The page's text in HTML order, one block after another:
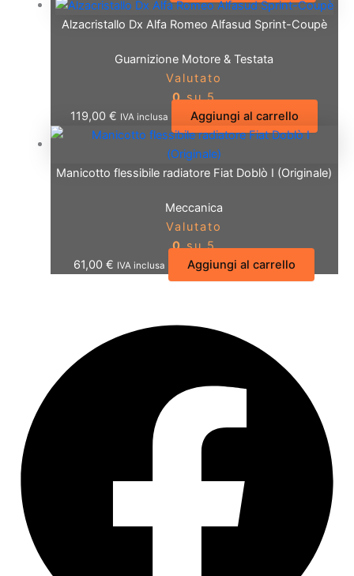
Alzacristallo Dx Alfa Romeo Alfasud Sprint-Coupè
Guarnizione Motore & Testata
Valutato
0su 5
119,00€ IVA inclusa Aggiungi al carrello
Manicotto flessibile radiatore Fiat Doblò I (Originale)
Meccanica
Valutato
0su 5
61,00€ IVA inclusa Aggiungi al carrello